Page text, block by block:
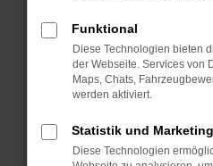
Fenster?
Starte dein Gerät neu.
Das kann manchmal
Probleme zu beheben.
Betriebssystem auf
sind.
Funktional
Diese Technologien bieten
der Webseite. Services von
Maps, Chats,
werden aktiviert.
Statistik und Marketing
Diese Technologien